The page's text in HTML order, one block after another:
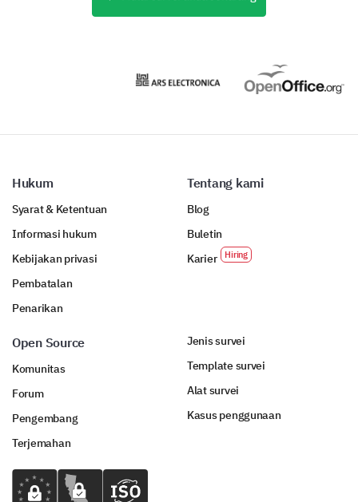
Hukum
Syarat & Ketentuan
Informasi hukum
Kebijakan privasi
Pembatalan
Penarikan
Tentang kami
Blog
Buletin
Karier
Open Source
Komunitas
Forum
Pengembang
Terjemahan
Jenis survei
Template survei
Alat survei
Kasus penggunaan